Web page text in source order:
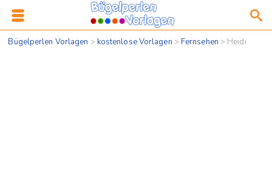
Bügelperlen Vorlagen > kostenlose Vorlagen > Fernsehen > Heidi